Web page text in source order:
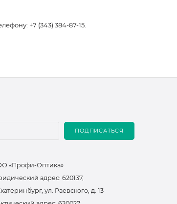
+7 (343) 384-87-15.
ПОДПИСАТЬСЯ
«Профи-Оптика»
адрес: 620137,
ул. Раевского, д. 13